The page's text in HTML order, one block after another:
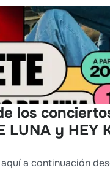
los
LUNA y HEY
a continuación